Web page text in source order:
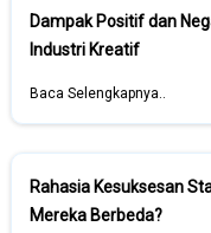
Dampak Positif dan
Industri Kreatif
Baca Selengkapnya..
Rahasia Kesuksesan
Mereka Berbeda?